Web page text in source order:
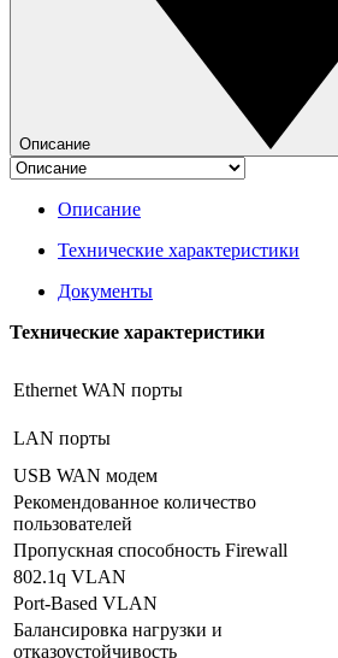
Описание
Описание
Технические характеристики
Документы
Технические характеристики
Ethernet WAN порты
LAN порты
USB WAN модем
Рекомендованное количество
пользователей
Пропускная способность Firewall
802.1q VLAN
Port-Based VLAN
Балансировка нагрузки и
отказоустойчивость